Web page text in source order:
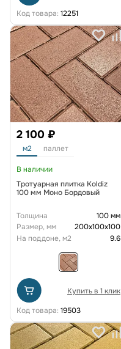
Код товара: 12251
2 100 ₽
м2 паллет
В наличии
Тротуарная плитка Koldiz
100 мм Моно Бордовый
Толщина
100 мм
Размер, мм
200х100х100
На поддоне, м2
9.6
Купить в 1 клик
Код товара: 19503